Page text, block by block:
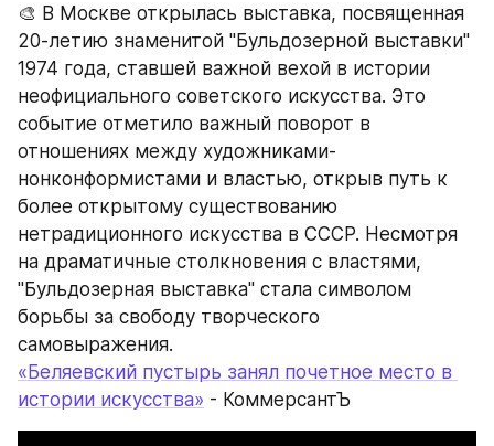
🎨 В Москве открылась выставка, посвященная
20-летию знаменитой "Бульдозерной выставки"
1974 года, ставшей важной вехой в истории
неофициального советского искусства. Это
событие отметило важный поворот в
отношениях между художниками-
нонконформистами и властью, открыв путь к
более открытому существованию
нетрадиционного искусства в СССР. Несмотря
на драматичные столкновения с властями,
"Бульдозерная выставка" стала символом
борьбы за свободу творческого
самовыражения.
«Беляевский пустырь занял почетное место в
истории искусства» - КоммерсантЪ